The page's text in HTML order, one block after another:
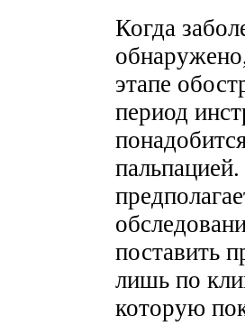
Когда
этапе
период
поставить
лишь по
которую